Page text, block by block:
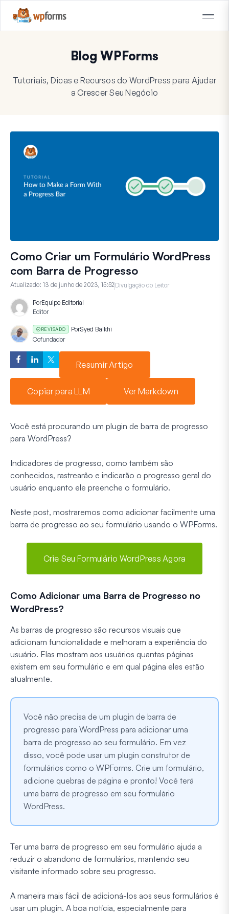
Blog WPForms
Tutoriais, Dicas e Recursos do WordPress para Ajudar
a Crescer Seu Negócio
Como Criar um Formulário WordPress
com Barra de Progresso
Atualizado: 13 de junho de 2023, 15:52 Divulgação do Leitor
PorEquipe Editorial
Editor
REVISADO PorSyed Balkhi
Cofundador
Resumir Artigo
Copiar para LLM Ver Markdown
Você está procurando um plugin de barra de progresso
para WordPress?
Indicadores de progresso, como também são
conhecidos, rastrearão e indicarão o progresso geral do
usuário enquanto ele preenche o formulário.
Neste post, mostraremos como adicionar facilmente uma
barra de progresso ao seu formulário usando o WPForms.
Crie Seu Formulário WordPress Agora
Como Adicionar uma Barra de Progresso no
WordPress?
As barras de progresso são recursos visuais que
adicionam funcionalidade e melhoram a experiência do
usuário. Elas mostram aos usuários quantas páginas
existem em seu formulário e em qual página eles estão
atualmente.
Você não precisa de um plugin de barra de
progresso para WordPress para adicionar uma
barra de progresso ao seu formulário. Em vez
disso, você pode usar um plugin construtor de
formulários como o WPForms. Crie um formulário,
adicione quebras de página e pronto! Você terá
uma barra de progresso em seu formulário
WordPress.
Ter uma barra de progresso em seu formulário ajuda a
reduzir o abandono de formulários, mantendo seu
visitante informado sobre seu progresso.
A maneira mais fácil de adicioná-los aos seus formulários é
usar um plugin. A boa notícia, especialmente para